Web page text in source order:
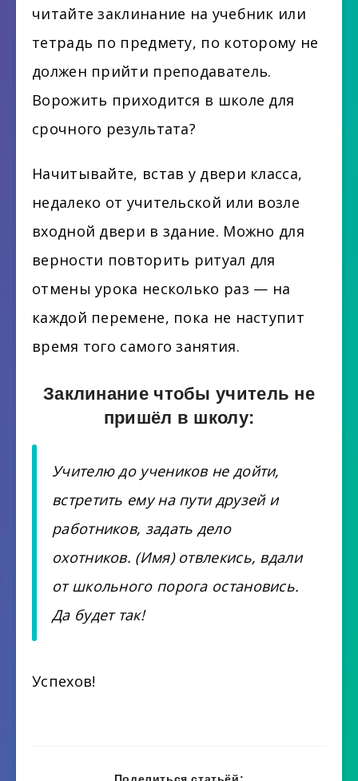
читайте заклинание на учебник или
тетрадь по предмету, по которому не
должен прийти преподаватель.
Ворожить приходится в школе для
срочного результата?
Начитывайте, встав у двери класса,
недалеко от учительской или возле
входной двери в здание. Можно для
верности повторить ритуал для
отмены урока несколько раз — на
каждой перемене, пока не наступит
время того самого занятия.
Заклинание чтобы учитель не
пришёл в школу:
Учителю до учеников не дойти,
встретить ему на пути друзей и
работников, задать дело
охотников. (Имя) отвлекись, вдали
от школьного порога остановись.
Да будет так!
Успехов!